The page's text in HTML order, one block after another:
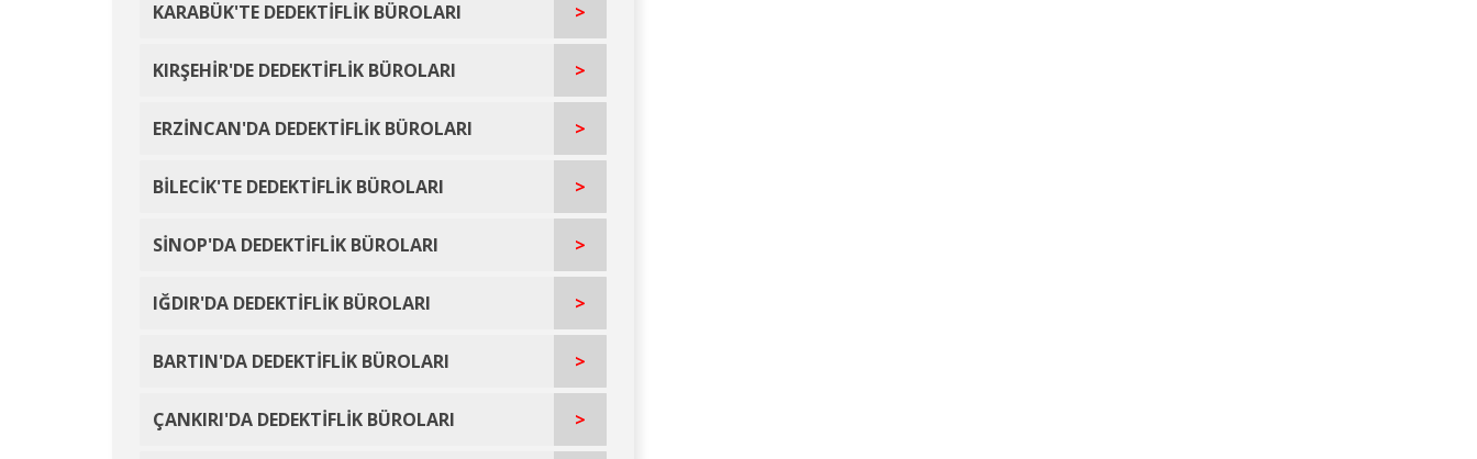
KARABÜK'TE DEDEKTİFLİK BÜROLARI >
KIRŞEHİR'DE DEDEKTİFLİK BÜROLARI >
ERZİNCAN'DA DEDEKTİFLİK BÜROLARI >
BİLECİK'TE DEDEKTİFLİK BÜROLARI >
SİNOP'DA DEDEKTİFLİK BÜROLARI >
IĞDIR'DA DEDEKTİFLİK BÜROLARI >
BARTIN'DA DEDEKTİFLİK BÜROLARI >
ÇANKIRI'DA DEDEKTİFLİK BÜROLARI >